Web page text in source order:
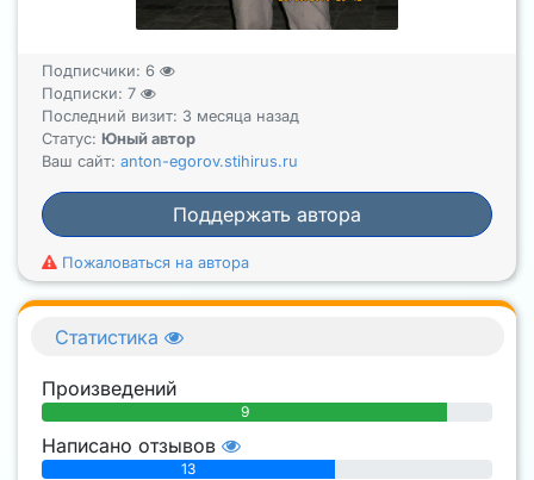
Подписчики: 6
Подписки: 7
Последний визит: 3 месяца назад
Статус: Юный автор
Ваш сайт: anton-egorov.stihirus.ru
Поддержать автора
Пожаловаться на автора
Статистика
Произведений
9
Написано отзывов
13